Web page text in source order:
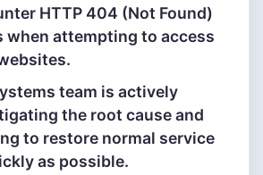
HTTP 404 (Not Found)
when attempting to access
team is actively
the root cause and
to restore normal service
as possible.